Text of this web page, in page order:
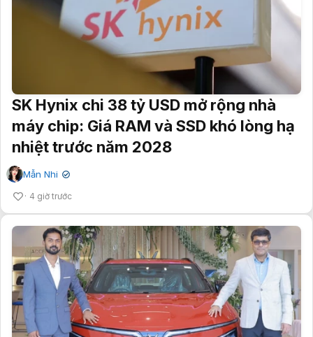
SK Hynix chi 38 tỷ USD mở rộng nhà
máy chip: Giá RAM và SSD khó lòng hạ
nhiệt trước năm 2028
Mẫn Nhi ✔
4 giờ trước